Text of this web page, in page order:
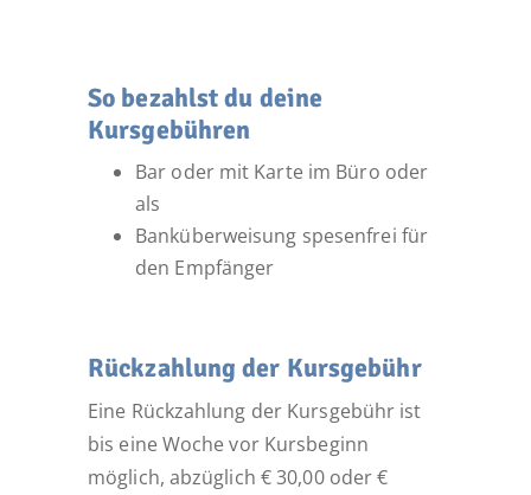
So bezahlst du deine
Kursgebühren
Bar oder mit Karte im Büro oder
als
Banküberweisung spesenfrei für
den Empfänger
Rückzahlung der Kursgebühr
Eine Rückzahlung der Kursgebühr ist
bis eine Woche vor Kursbeginn
möglich, abzüglich € 30,00 oder €